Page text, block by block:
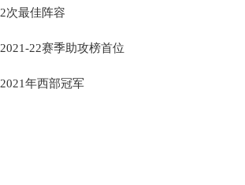
2次最佳阵容
2021-22赛季助攻榜首位
2021年西部冠军